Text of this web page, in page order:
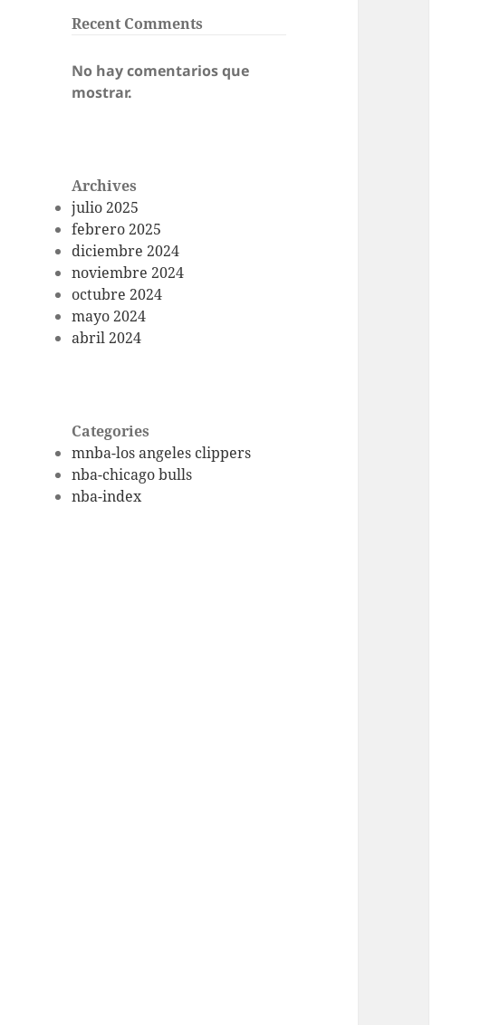
Recent Comments
No hay comentarios que
mostrar.
Archives
julio 2025
febrero 2025
diciembre 2024
noviembre 2024
octubre 2024
mayo 2024
abril 2024
Categories
mnba-los angeles clippers
nba-chicago bulls
nba-index